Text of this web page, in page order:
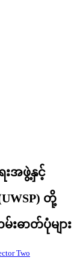
းအဖွဲ့နှင့်
တို့
းဓာတ်ပုံများ
Two